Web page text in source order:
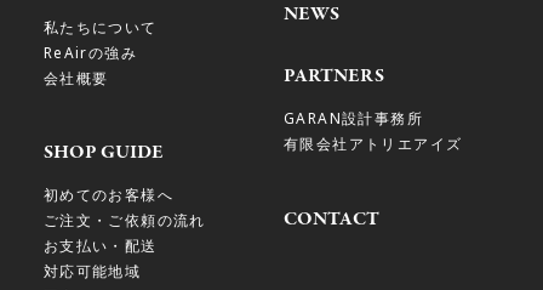
私たちについて
ReAirの強み
会社概要
SHOP GUIDE
初めてのお客様へ
ご注文・ご依頼の流れ
お支払い・配送
対応可能地域
NEWS
PARTNERS
GARAN設計事務所
有限会社アトリエアイズ
CONTACT